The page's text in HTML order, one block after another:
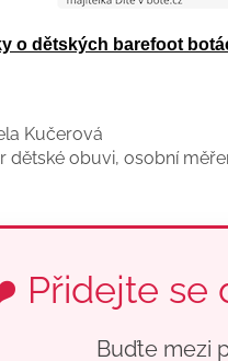
o dětských barefoot
Kučerová
dětské obuvi, osobní
Přidejte se
Buďte mezi